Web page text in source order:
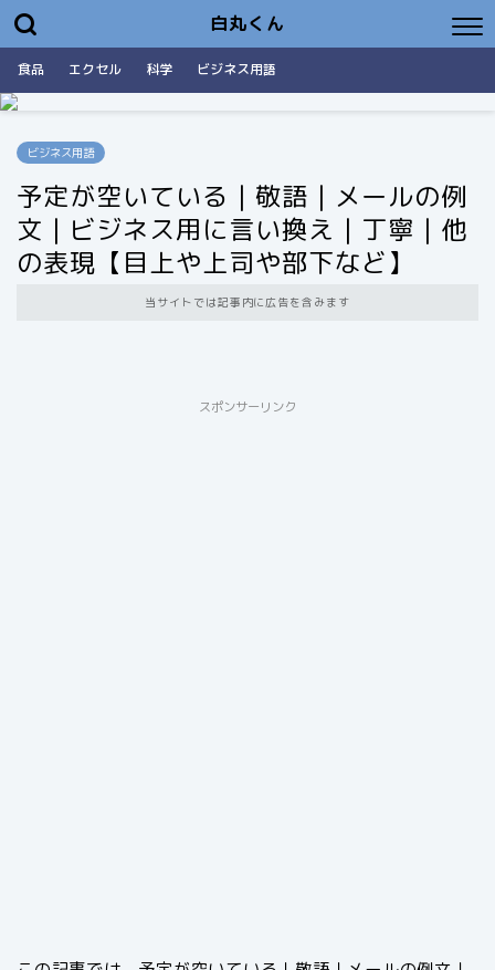
白丸くん
食品 エクセル 科学 ビジネス用語
ビジネス用語
予定が空いている｜敬語｜メールの例
文｜ビジネス用に言い換え｜丁寧｜他
の表現【目上や上司や部下など】
当サイトでは記事内に広告を含みます
スポンサーリンク